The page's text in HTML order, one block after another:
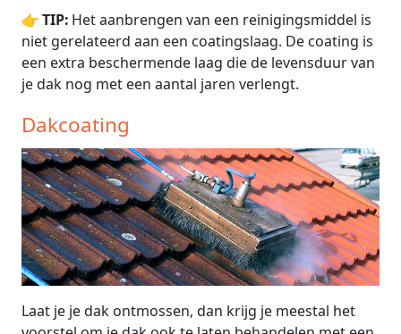
👉TIP: Het aanbrengen van een reinigingsmiddel is
niet gerelateerd aan een coatingslaag. De coating is
een extra beschermende laag die de levensduur van
je dak nog met een aantal jaren verlengt.
Dakcoating
Laat je je dak ontmossen, dan krijg je meestal het